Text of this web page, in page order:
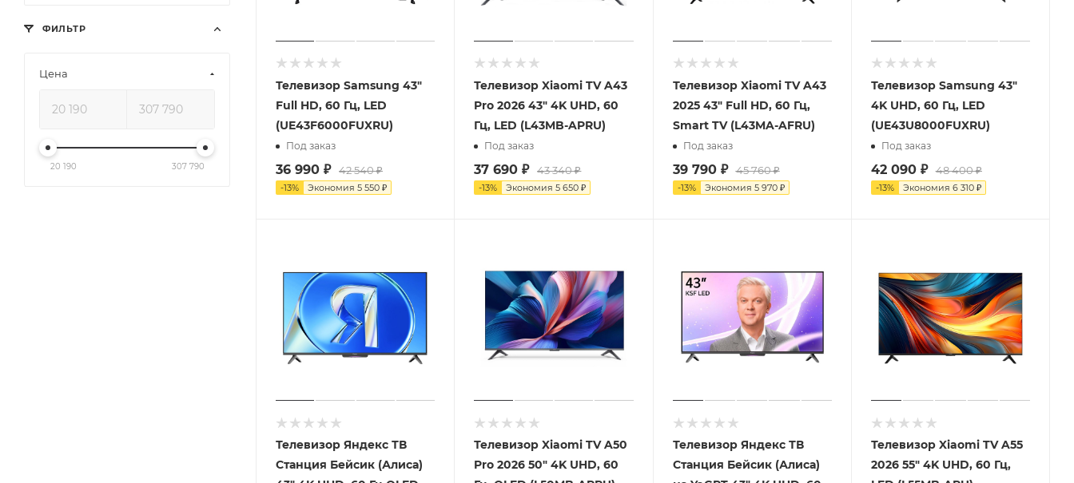
Телевизор Samsung 43"
Full HD, 60 Гц, LED
(UE43F6000FUXRU)
Под заказ
36 990 ₽ 42 540₽
-13% Экономия 5 550 ₽
Телевизор Xiaomi TV A43
Pro 2026 43" 4K UHD, 60
Гц, LED (L43MB-APRU)
Под заказ
37 690 ₽ 43 340₽
-13% Экономия5 650 ₽
Телевизор Xiaomi TV A43
2025 43" Full HD, 60 Гц,
Smart TV (L43MA-AFRU)
Под заказ
39 790₽ 45 760₽
-13% Экономия 5 970₽
Телевизор Samsung 43"
4K UHD, 60 Гц, LED
(UE43U8000FUXRU)
Под заказ
42 090₽ 48 400₽
-13% Экономия 6 310₽
Телевизор Яндекс ТВ
Станция Бейсик (Алиса)
Телевизор Xiaomi TV A50
Pro 2026 50" 4K UHD, 60
Телевизор Яндекс ТВ
Станция Бейсик (Алиса)
Телевизор Xiaomi TV A55
2026 55" 4K UHD, 60 Гц,
ФИЛЬТР
Цена
20 190 307 790